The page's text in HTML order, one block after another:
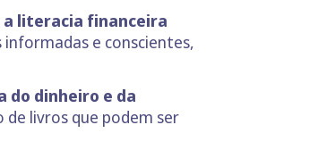
a literacia financeira
informadas e conscientes,
do dinheiro e da
livros que podem ser